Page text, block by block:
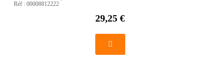
Réf : 00008812222
29,25 €